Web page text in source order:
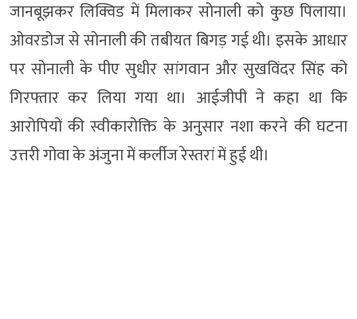
जानबूझकर लिक्विड में मिलाकर सोनाली को कुछ पिलाया।
ओवरडोज से सोनाली की तबीयत बिगड़ गई थी। इसके आधार
पर सोनाली के पीए सुधीर सांगवान और सुखविंदर सिंह को
गिरफ्तार कर लिया गया था। आईजीपी ने कहा था कि
आरोपियों की स्वीकारोक्ति के अनुसार नशा करने की घटना
उत्तरी गोवा के अंजुना में कर्लीज रेस्तरां में हुई थी।